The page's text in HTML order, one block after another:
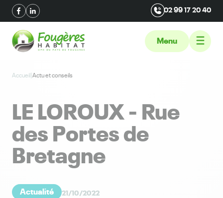
02 99 17 20 40
Menu
Accueil|Actu et conseils
LE LOROUX - Rue
des Portes de
Bretagne
Actualité 21/10/2022